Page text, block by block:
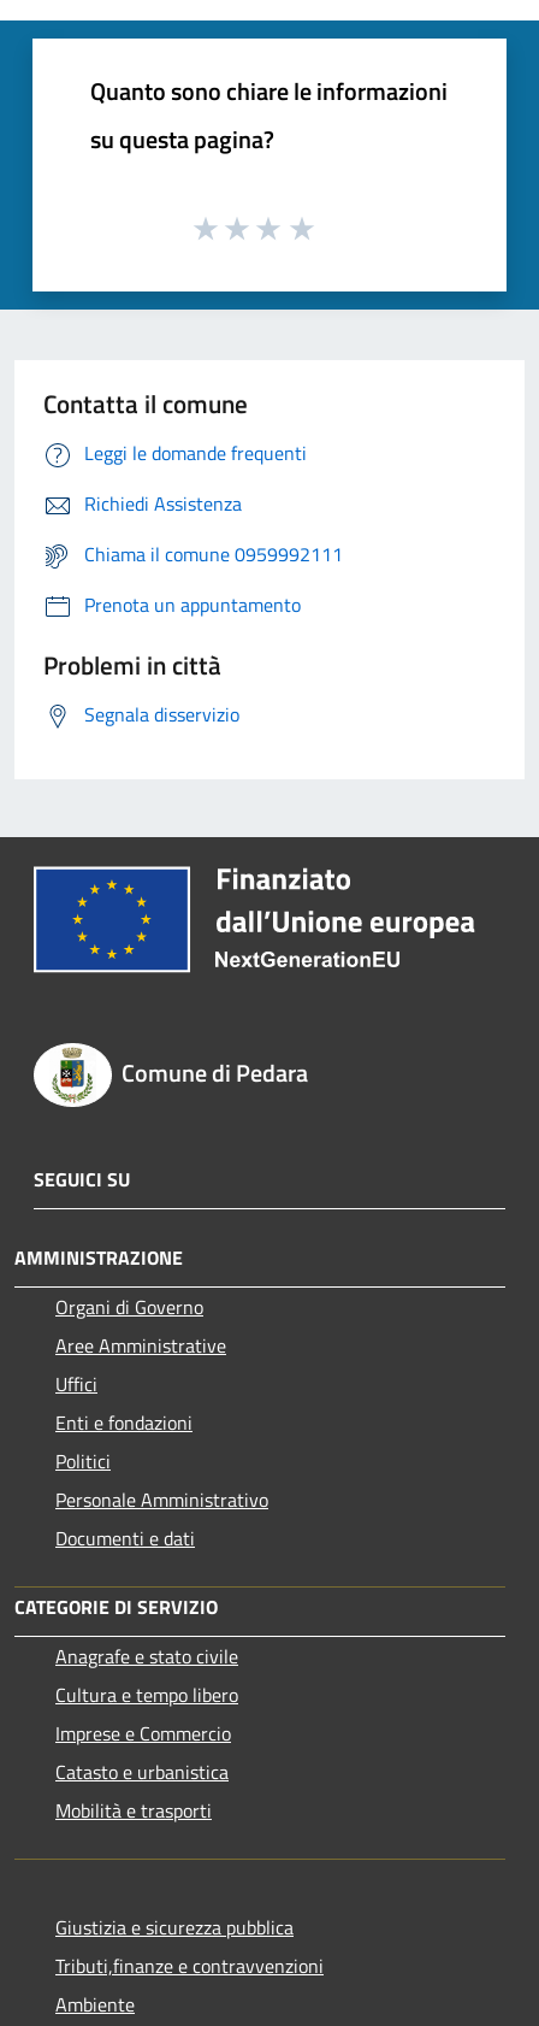
Quanto sono chiare le informazioni
su questa pagina?
Contatta il comune
Leggi le domande frequenti
Richiedi Assistenza
Chiama il comune 0959992111
Prenota un appuntamento
Problemi in città
Segnala disservizio
Comune di Pedara
SEGUICI SU
AMMINISTRAZIONE
Organi di Governo
Aree Amministrative
Uffici
Enti e fondazioni
Politici
Personale Amministrativo
Documenti e dati
CATEGORIE DI SERVIZIO
Anagrafe e stato civile
Cultura e tempo libero
Imprese e Commercio
Catasto e urbanistica
Mobilità e trasporti
Giustizia e sicurezza pubblica
Tributi,finanze e contravvenzioni
Ambiente